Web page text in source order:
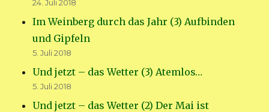
24. Juli 2018
Im Weinberg durch das Jahr (3) Aufbinden
und Gipfeln
5. Juli 2018
Und jetzt – das Wetter (3) Atemlos…
5. Juli 2018
Und jetzt – das Wetter (2) Der Mai ist